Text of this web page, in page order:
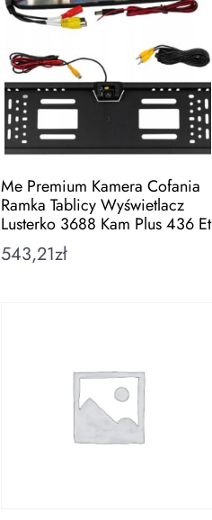
Me Premium Kamera Cofania
Ramka Tablicy Wyświetlacz
Lusterko 3688 Kam Plus 436 Et
543,21zł